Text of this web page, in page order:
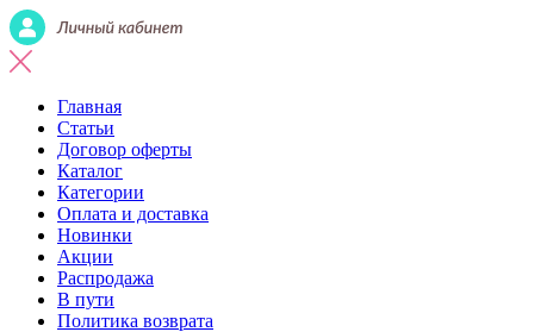
Главная
Статьи
Договор оферты
Каталог
Категории
Оплата и доставка
Новинки
Акции
Распродажа
В пути
Политика возврата